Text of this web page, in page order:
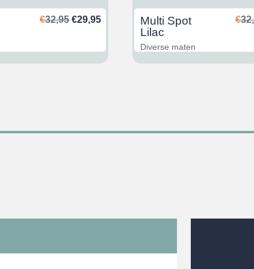
€32,95 Ursprünglicher
€32,95
€29,95Aktueller
€29,95.
Multi Spot
Lilac
€
Diverse maten